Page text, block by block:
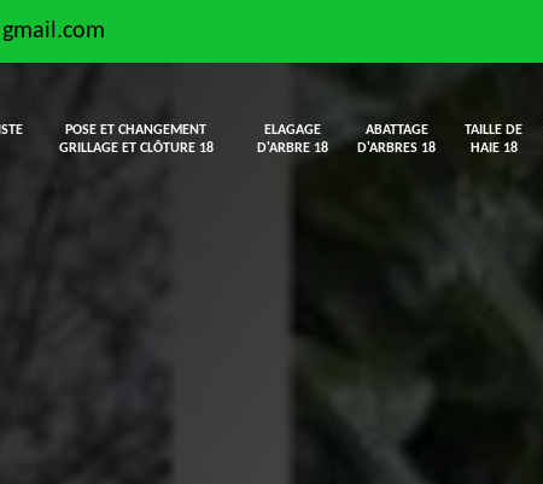
POSE ET CHANGEMENT
GRILLAGE ET CLÔTURE 18
ELAGAGE
D'ARBRE 18
ABATTAGE
D'ARBRES 18
TAILLE DE
HAIE 18